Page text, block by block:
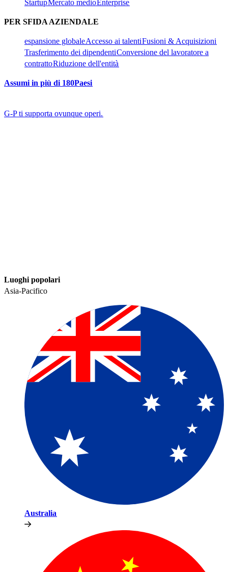
Startup​​Mercato medio​​ Enterprise​​
PER SFIDA AZIENDALE​​
espansione globale​​Accesso ai talenti​​Fusioni & Acquisizioni​​
Trasferimento dei dipendenti​​Conversione del lavoratore a
contratto​​Riduzione dell'entità​​
Assumi in più di 180Paesi​​
G-P ti supporta ovunque operi.​​
Luoghi popolari​​
Asia-Pacifico​​
Australia​​